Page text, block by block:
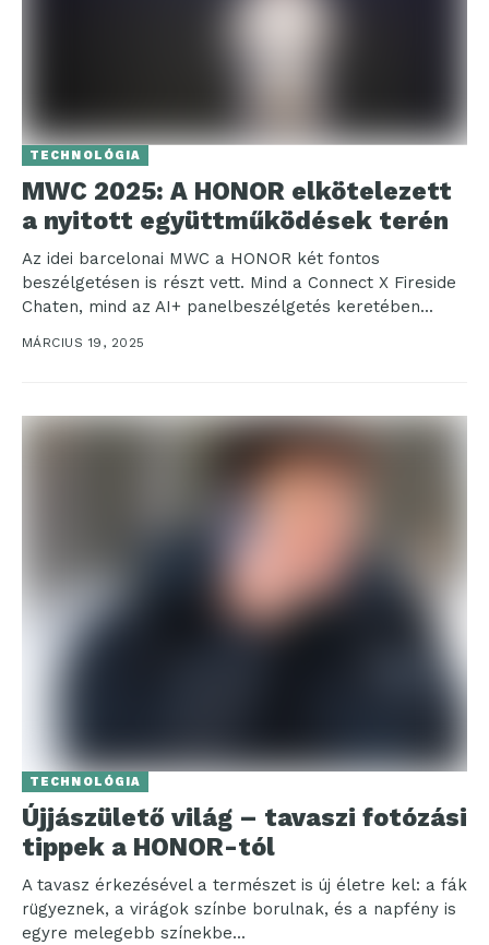
TECHNOLÓGIA
MWC 2025: A HONOR elkötelezett
a nyitott együttműködések terén
Az idei barcelonai MWC a HONOR két fontos
beszélgetésen is részt vett. Mind a Connect X Fireside
Chaten, mind az AI+ panelbeszélgetés keretében...
MÁRCIUS 19, 2025
TECHNOLÓGIA
Újjászülető világ – tavaszi fotózási
tippek a HONOR-tól
A tavasz érkezésével a természet is új életre kel: a fák
rügyeznek, a virágok színbe borulnak, és a napfény is
egyre melegebb színekbe...